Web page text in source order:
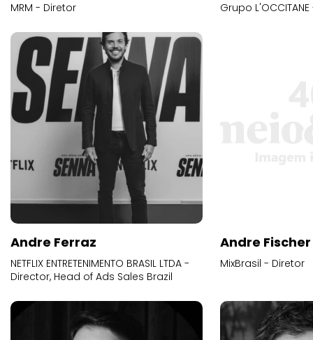
MRM - Diretor Grupo
Andre Ferraz
NETFLIX ENTRETENIMENTO BRASIL LTDA -
Director, Head of Ads Sales Brazil
Andre Fischer
MixBrasil - Diretor